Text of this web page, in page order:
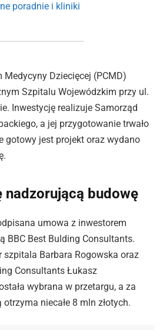
poradnie i kliniki
Medycyny Dziecięcej (PCMD)
Szpitalu Wojewódzkim przy ul.
Inwestycję realizuje Samorząd
a jej przygotowanie trwało
gotowy jest projekt oraz wydano
nadzorującą budowę
umowa z inwestorem
BBC Best Bulding Consultants.
Barbara Rogowska oraz
Consultants Łukasz
wybrana w przetargu, a za
niecałe 8 mln złotych.